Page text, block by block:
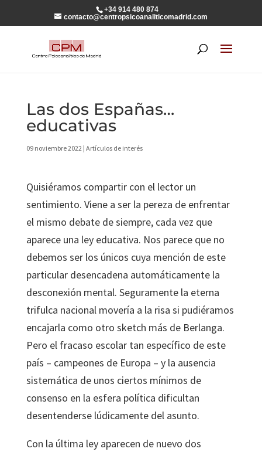
+34 914 480 874
contacto@centropsicoanaliticomadrid.com
Las dos Españas…
educativas
09 noviembre 2022| Artículos de interés
Quisiéramos compartir con el lector un
sentimiento. Viene a ser la pereza de enfrentar
el mismo debate de siempre, cada vez que
aparece una ley educativa. Nos parece que no
debemos ser los únicos cuya mención de este
particular desencadena automáticamente la
desconexión mental. Seguramente la eterna
trifulca nacional movería a la risa si pudiéramos
encajarla como otro sketch más de Berlanga.
Pero el fracaso escolar tan específico de este
país – campeones de Europa – y la ausencia
sistemática de unos ciertos mínimos de
consenso en la esfera política dificultan
desentenderse lúdicamente del asunto.
Con la última ley aparecen de nuevo dos